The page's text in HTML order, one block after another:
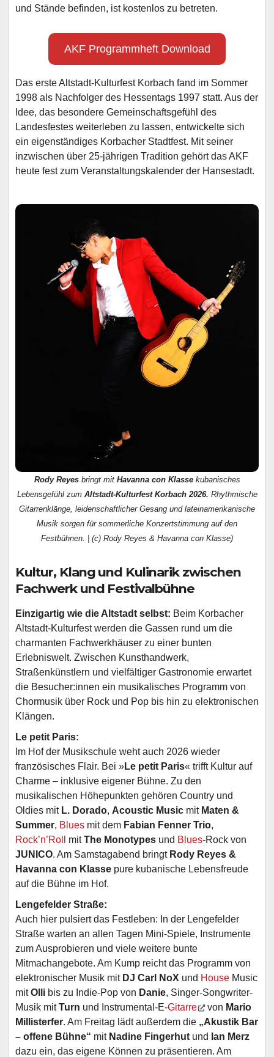
und Stände befinden, ist kostenlos zu betreten.
AKF Programmheft Download
Das erste Altstadt-Kulturfest Korbach fand im Sommer
1998 als Nachfolger des Hessentags 1997 statt. Aus der
Idee, das besondere Gemeinschaftsgefühl des
Landesfestes weiterleben zu lassen, entwickelte sich
ein eigenständiges Korbacher Stadtfest. Mit seiner
inzwischen über 25-jährigen Tradition gehört das AKF
heute fest zum Veranstaltungskalender der Hansestadt.
Rody Reyesbringt mit Havanna con Klassekubanisches
Lebensgefühl zum Altstadt-Kulturfest Korbach 2026. Rhythmische
Gitarrenklänge, leidenschaftlicher Gesang und lateinamerikanische
Musik sorgen für sommerliche Konzertstimmung auf den
Festbühnen. | (c) Rody Reyes & Havanna con Klasse)
Kultur, Klang und Kulinarik zwischen
Fachwerk und Festivalbühne
Einzigartig wie die Altstadt selbst: Beim Korbacher
Altstadt-Kulturfest werden die Gassen rund um die
charmanten Fachwerkhäuser zu einer bunten
Erlebniswelt. Zwischen Kunsthandwerk,
Straßenkünstlern und vielfältiger Gastronomie erwartet
die Besucher:innen ein musikalisches Programm von
Chormusik über Rock und Pop bis hin zu elektronischen
Klängen.
Le petit Paris:
Im Hof der Musikschule weht auch 2026 wieder
französisches Flair. Bei »Le petit Paris« trifft Kultur auf
Charme – inklusive eigener Bühne. Zu den
musikalischen Höhepunkten gehören Country und
Oldies mit L. Dorado, Acoustic Music mit Maten &
Summer, Blues mit dem Fabian Fenner Trio,
Rock’n’Roll
mitThe Monotypes und Blues-Rock von
JUNICO. Am Samstagabend bringt Rody Reyes &
Havanna con Klasse pure kubanische Lebensfreude
auf die Bühne im Hof.
Lengefelder Straße:
Auch hier pulsiert das Festleben: In der Lengefelder
Straße warten an allen Tagen Mini-Spiele, Instrumente
zum Ausprobieren und viele weitere bunte
Mitmachangebote. Am Kump reicht das Programm von
elektronischer Musik mit DJ Carl NoX und House Music
mitOlli bis zu Indie-Pop von Danie, Singer-Songwriter-
Musik mitTurn und Instrumental-E-Gitarre von Mario
Millisterfer. Am Freitag lädt außerdem die „Akustik Bar
– offene Bühne“ mit Nadine Fingerhut und Ian Merz
dazu ein, das eigene Können zu präsentieren. Am